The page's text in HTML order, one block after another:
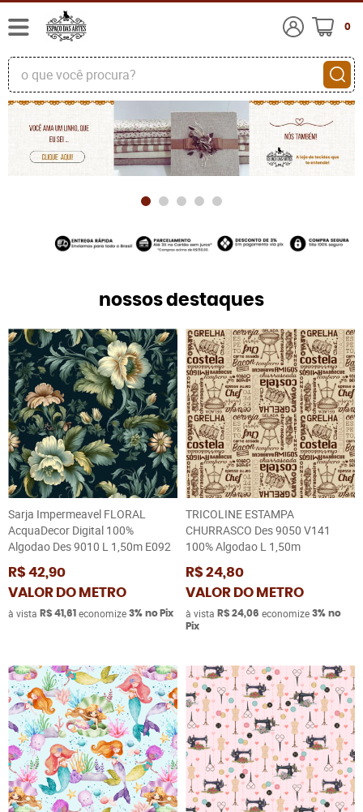
0
nossos destaques
Sarja Impermeavel FLORAL
AcquaDecor Digital 100%
Algodao Des 9010 L 1,50m E092
R$ 42,90
VALOR DO METRO
à vista R$ 41,61 economize 3% no Pix
TRICOLINE ESTAMPA
CHURRASCO Des 9050 V141
100% Algodao L 1,50m
R$ 24,80
VALOR DO METRO
à vista R$ 24,06 economize 3% no
Pix